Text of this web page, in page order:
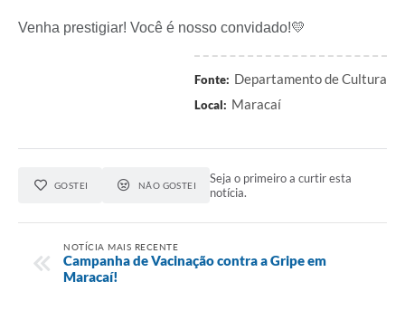
Venha prestigiar! Você é nosso convidado!💛
Fonte: Departamento de Cultura
Local: Maracaí
GOSTEI NÃO GOSTEI
Seja o primeiro a curtir esta
notícia.
NOTÍCIA MAIS RECENTE
Campanha de Vacinação contra a Gripe em
Maracaí!